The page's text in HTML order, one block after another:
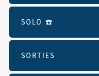
SOLO ☎️
SORTIES